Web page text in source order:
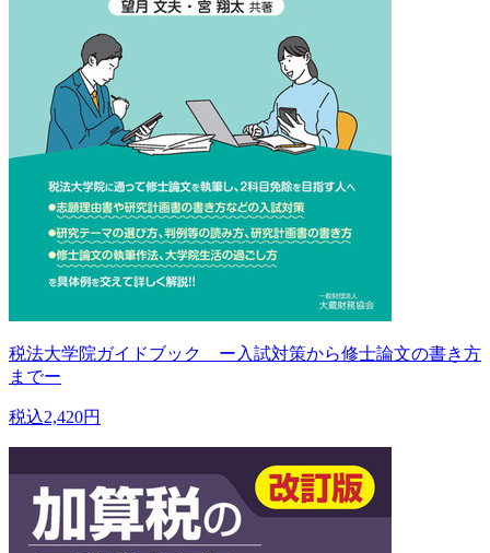
税法大学院ガイドブック ー入試対策から修士論文の書き方
までー
税込2,420円